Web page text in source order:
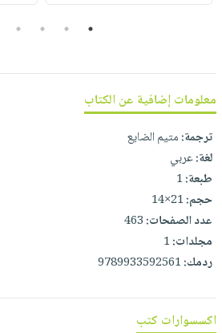
كتابك
تواصل
معنا
1
2
3
4
معلومات إضافية عن الكتاب
ترجمة:متيم الضايع
لغة:عربي
طبعة:1
حجم:21×14
عدد الصفحات:463
مجلدات:1
ردمك:9789933592561
اكسسوارات كتب